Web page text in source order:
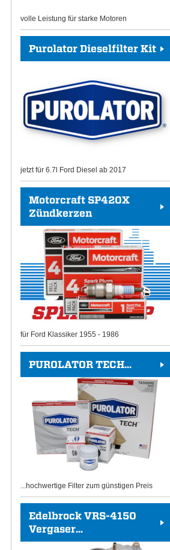
volle Leistung für starke Motoren
Purolator Dieselfilter Kit
jetzt für 6.7l Ford Diesel ab 2017
Motorcraft SP420X
Zündkerzen
für Ford Klassiker 1955 - 1986
PUROLATOR TECH...
...hochwertige Filter zum günstigen Preis
Edelbrock VRS-4150
Vergaser...